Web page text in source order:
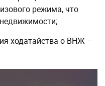
режима, что
ходатайства о ВНЖ —